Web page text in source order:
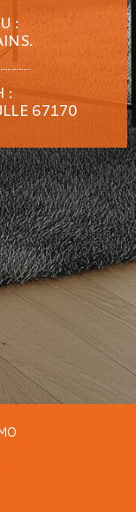
:
:
67170